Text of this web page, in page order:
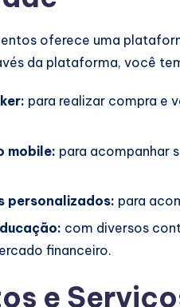
oferece uma
da plataforma, você
para realizar compra e
mobile: para acompanhar
personalizados: para
com diversos
financeiro.
e